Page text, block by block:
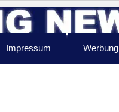
Impressum Werbung